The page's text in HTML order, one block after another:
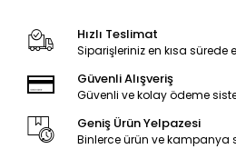
Hızlı Teslimat
Siparişleriniz en kısa sürede
Güvenli Alışveriş
Güvenli ve kolay ödeme
Geniş Ürün Yelpazesi
Binlerce ürün ve kampanya